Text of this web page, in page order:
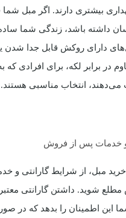
بیشتری دارند. اگر مبل شما
داشته باشد، زندگی شما
دارای روکش قابل جدا شدن
در برابر لکه، برای افرادی که
می‌دهند، انتخاب مناسبی هستند.
و خدمات پس از فروش
مبل، از شرایط گارانتی و
شوید. داشتن گارانتی معتبر
این اطمینان را بدهد که در